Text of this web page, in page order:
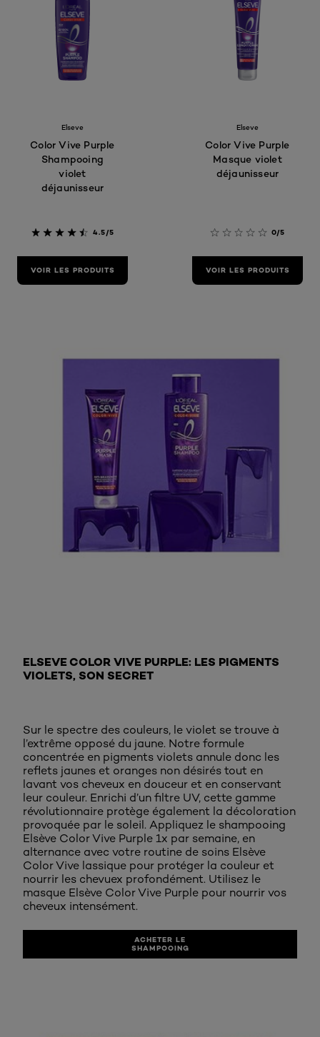
Elseve
Color Vive Purple
Shampooing
violet
déjaunisseur
4.5/5
VOIR LES PRODUITS
Elseve
Color Vive Purple
Masque violet
déjaunisseur
0/5
VOIR LES PRODUITS
ELSEVE COLOR VIVE PURPLE: LES PIGMENTS
VIOLETS, SON SECRET
Sur le spectre des couleurs, le violet se trouve à
l’extrême opposé du jaune. Notre formule
concentrée en pigments violets annule donc les
reflets jaunes et oranges non désirés tout en
lavant vos cheveux en douceur et en conservant
leur couleur. Enrichi d’un filtre UV, cette gamme
révolutionnaire protège également la décoloration
provoquée par le soleil. Appliquez le shampooing
Elsève Color Vive Purple 1x par semaine, en
alternance avec votre routine de soins Elsève
Color Vive lassique pour protéger la couleur et
nourrir les chevuex profondément. Utilisez le
masque Elsève Color Vive Purple pour nourrir vos
cheveux intensément.
ACHETER LE
SHAMPOOING